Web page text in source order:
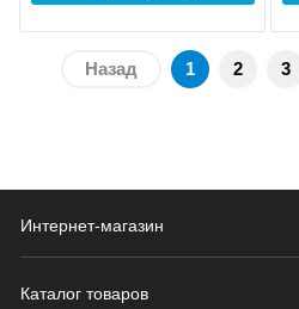
Назад 1 2 3
Интернет-магазин
Каталог товаров